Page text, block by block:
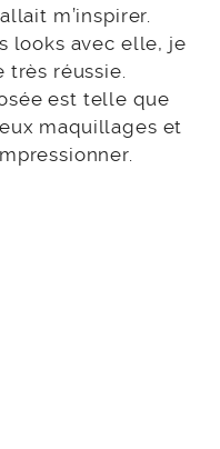
m’inspirer.
looks avec elle, je
réussie.
est telle que
maquillages et